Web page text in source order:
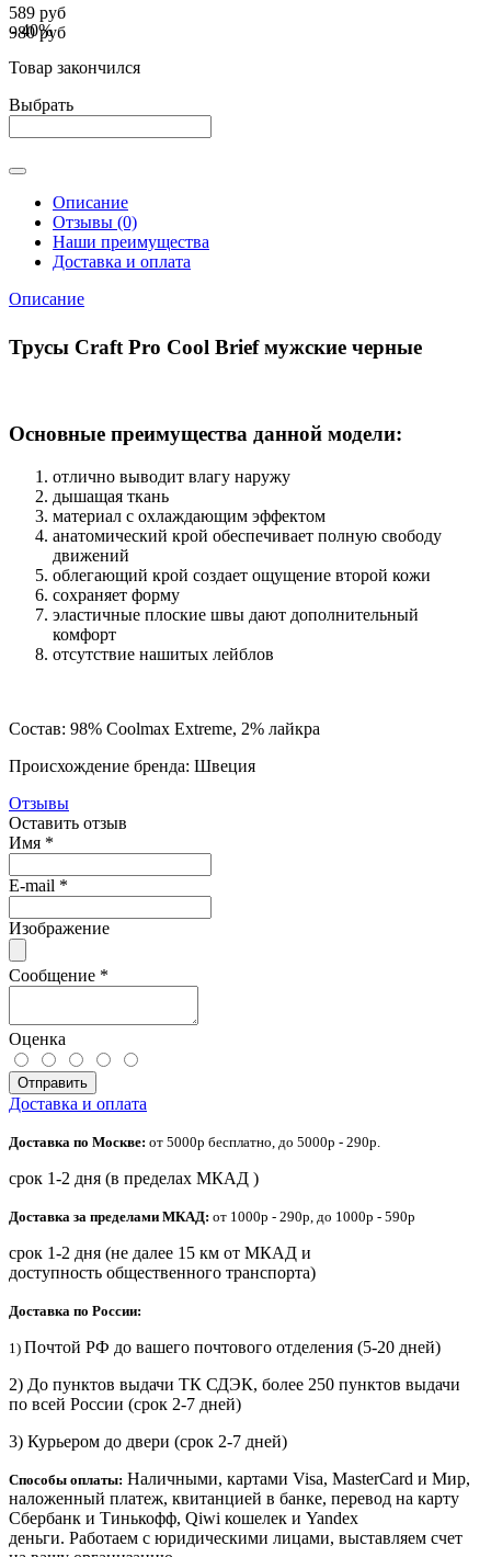
589 руб
980 руб
- 40%
Товар закончился
Выбрать
Описание
Отзывы (0)
Наши преимущества
Доставка и оплата
Описание
Трусы Craft Pro Cool Brief мужские черные
Основные преимущества данной модели:
отлично выводит влагу наружу
дышащая ткань
материал с охлаждающим эффектом
анатомический крой обеспечивает полную свободу
движений
облегающий крой создает ощущение второй кожи
сохраняет форму
эластичные плоские швы дают дополнительный
комфорт
отсутствие нашитых лейблов
Состав: 98% Coolmax Extreme, 2% лайкра
Происхождение бренда: Швеция
Отзывы
Оставить отзыв
Имя *
E-mail *
Изображение
Сообщение *
Оценка
Отправить
Доставка и оплата
Доставка по Москве: от 5000р бесплатно, до 5000р - 290р.
срок 1-2 дня (в пределах МКАД )
Доставка за пределами МКАД: от 1000р - 290р, до 1000р - 590р
срок 1-2 дня (не далее 15 км от МКАД и
доступность общественного транспорта)
Доставка по России:
1) Почтой РФ до вашего почтового отделения (5-20 дней)
2) До пунктов выдачи ТК СДЭК, более 250 пунктов выдачи
по всей России (срок 2-7 дней)
3) Курьером до двери (срок 2-7 дней)
Способы оплаты: Наличными, картами Visa, MasterCard и Мир,
наложенный платеж, квитанцией в банке, перевод на карту
Сбербанк и Тинькофф, Qiwi кошелек и Yandex
деньги. Работаем с юридическими лицами, выставляем счет